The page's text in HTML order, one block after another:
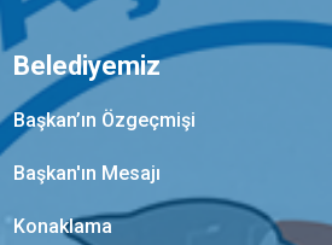
Belediyemiz
Başkan’ın Özgeçmişi
Başkan'ın Mesajı
Konaklama